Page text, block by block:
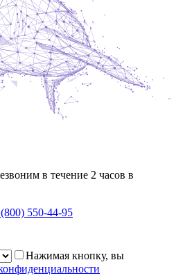
в течение 2 часов в
550-44-95
Нажимая кнопку, вы